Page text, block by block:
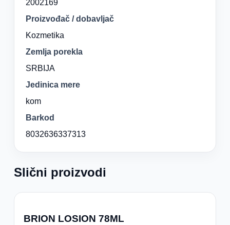
2002169
Proizvođač / dobavljač
Kozmetika
Zemlja porekla
SRBIJA
Jedinica mere
kom
Barkod
8032636337313
Slični proizvodi
BRION LOSION 78ML